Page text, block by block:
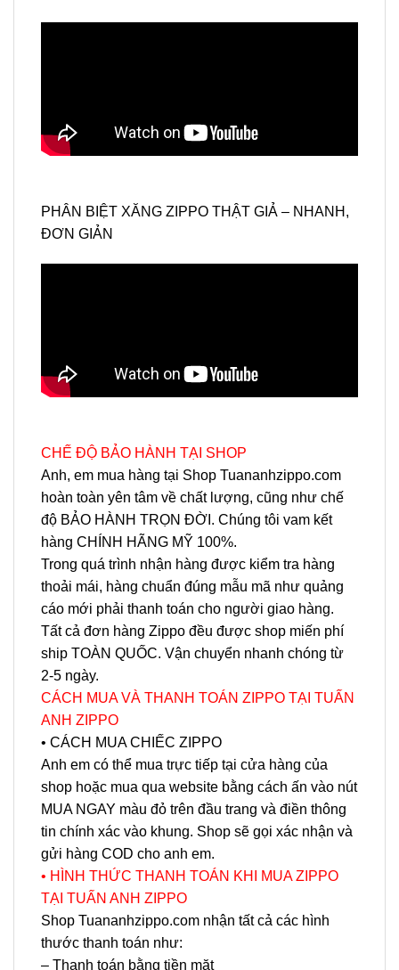
PHÂN BIỆT XĂNG ZIPPO THẬT GIẢ – NHANH,
ĐƠN GIẢN
CHẾ ĐỘ BẢO HÀNH TẠI SHOP
Anh, em mua hàng tại Shop Tuananhzippo.com
hoàn toàn yên tâm về chất lượng, cũng như chế
độ BẢO HÀNH TRỌN ĐỜI. Chúng tôi vam kết
hàng CHÍNH HÃNG MỸ 100%.
Trong quá trình nhận hàng được kiểm tra hàng
thoải mái, hàng chuẩn đúng mẫu mã như quảng
cáo mới phải thanh toán cho người giao hàng.
Tất cả đơn hàng Zippo đều được shop miến phí
ship TOÀN QUỐC. Vận chuyển nhanh chóng từ
2-5 ngày.
CÁCH MUA VÀ THANH TOÁN ZIPPO TẠI TUẤN
ANH ZIPPO
• CÁCH MUA CHIẾC ZIPPO
Anh em có thể mua trực tiếp tại cửa hàng của
shop hoặc mua qua website bằng cách ấn vào nút
MUA NGAY màu đỏ trên đầu trang và điền thông
tin chính xác vào khung. Shop sẽ gọi xác nhận và
gửi hàng COD cho anh em.
• HÌNH THỨC THANH TOÁN KHI MUA ZIPPO
TẠI TUẤN ANH ZIPPO
Shop Tuananhzippo.com nhận tất cả các hình
thước thanh toán như:
– Thanh toán bằng tiền mặt